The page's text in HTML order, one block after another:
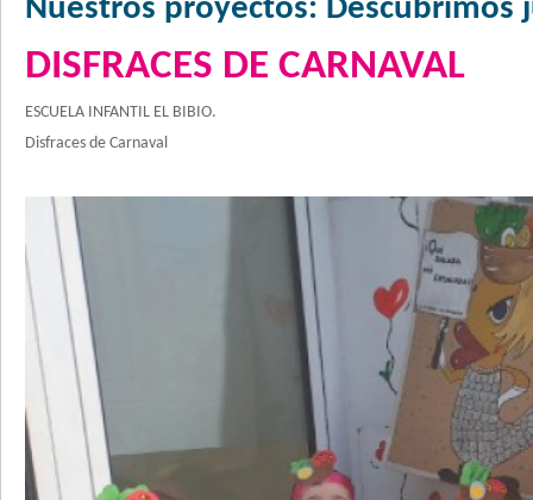
Nuestros proyectos: Descubrimos
DISFRACES DE CARNAVAL
ESCUELA INFANTIL EL BIBIO.
Disfraces de Carnaval